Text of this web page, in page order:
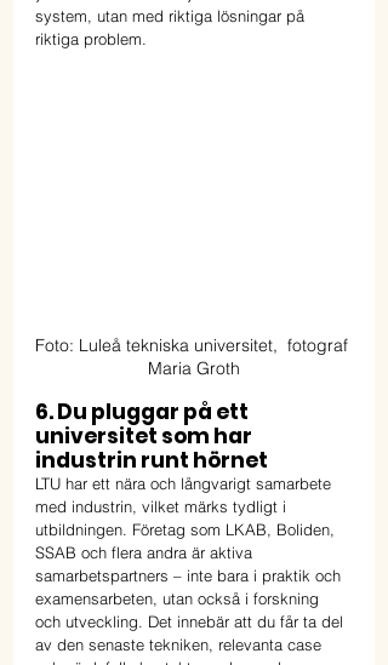
system, utan med riktiga lösningar på
riktiga problem.
Foto: Luleå tekniska universitet,  fotograf
Maria Groth
6. Du pluggar på ett
universitet som har
industrin runt hörnet
LTU har ett nära och långvarigt samarbete
med industrin, vilket märks tydligt i
utbildningen. Företag som LKAB, Boliden,
SSAB och flera andra är aktiva
samarbetspartners – inte bara i praktik och
examensarbeten, utan också i forskning
och utveckling. Det innebär att du får ta del
av den senaste tekniken, relevanta case